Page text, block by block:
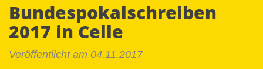
Bundespokalschreiben
2017 in Celle
Veröffentlicht am 04.11.2017